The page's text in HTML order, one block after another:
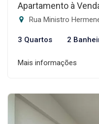
Apartamento à
Rua Ministro
3 Quartos 2
Mais informações